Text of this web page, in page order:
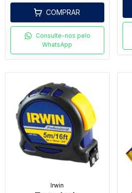
COMPRAR
Consulte-nos pelo
WhatsApp
Irwin